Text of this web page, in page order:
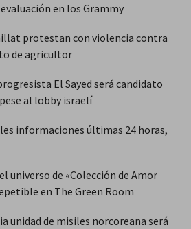
en los Grammy
protestan con violencia contra
de agricultor
El Sayed será candidato
al lobby israelí
informaciones últimas 24 horas,
universo de «Colección de Amor
en The Green Room
unidad de misiles norcoreana será